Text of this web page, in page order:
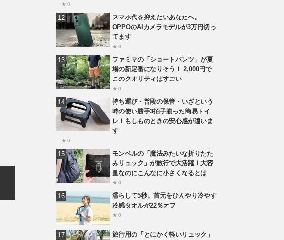
★ 0
スマホ代を抑えたいあなたへ。
OPPOのAIカメラモデルが3万円切っ
てます
★ 0
ファミマの「ショートパンツ」が夏
場の新定番になりそう！ 2,000円で
このクオリティはすごい
★ 0
持ち運び・普段の保管・いざという
時の使い勝手3拍子揃った簡易トイ
レ！もしものときの安心感が違いま
す
★ 0
モンベルの「魔法みたいな折りたた
みリュック」が旅行で大活躍！大容
量なのにこんなに小さくなるとは
★ 0
濡らして5秒。首元をひんやり冷やす
冷感タオルが22％オフ
★ 0
旅行用の「とにかく軽いリュック」